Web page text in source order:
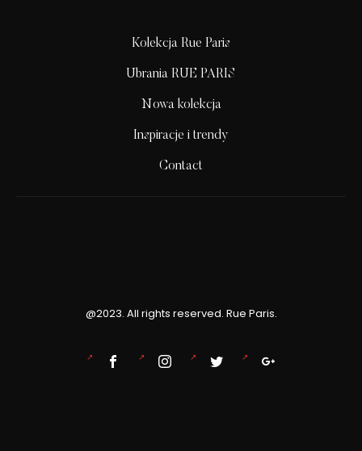
Kolekcja Rue Paris
Ubrania RUE PARIS
Nowa kolekcja
Inspiracje i trendy
Contact
@2023. All rights reserved. Rue Paris.